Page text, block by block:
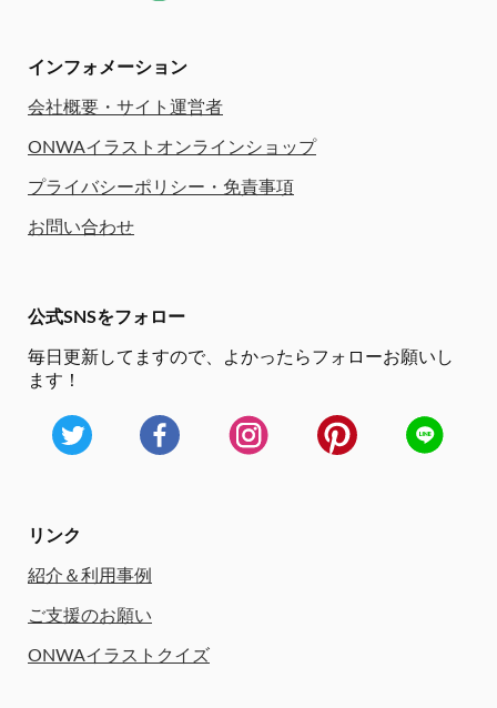
インフォメーション
会社概要・サイト運営者
ONWAイラストオンラインショップ
プライバシーポリシー・免責事項
お問い合わせ
公式SNSをフォロー
毎日更新してますので、
よかったらフォローお願いし
ます！
リンク
紹介＆利用事例
ご支援のお願い
ONWAイラストクイズ